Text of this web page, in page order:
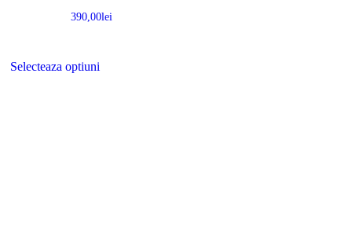
390,00lei
Selecteaza optiuni